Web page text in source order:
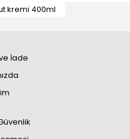
kremi 400ml
İade